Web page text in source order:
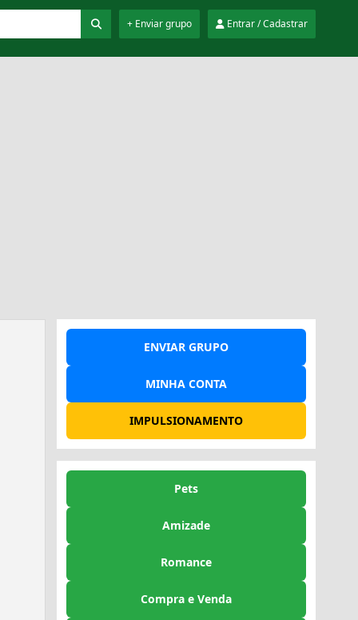
Entrar / Cadastrar
+ Enviar grupo
ENVIAR GRUPO
MINHA CONTA
IMPULSIONAMENTO
Pets
Amizade
Romance
Compra e Venda